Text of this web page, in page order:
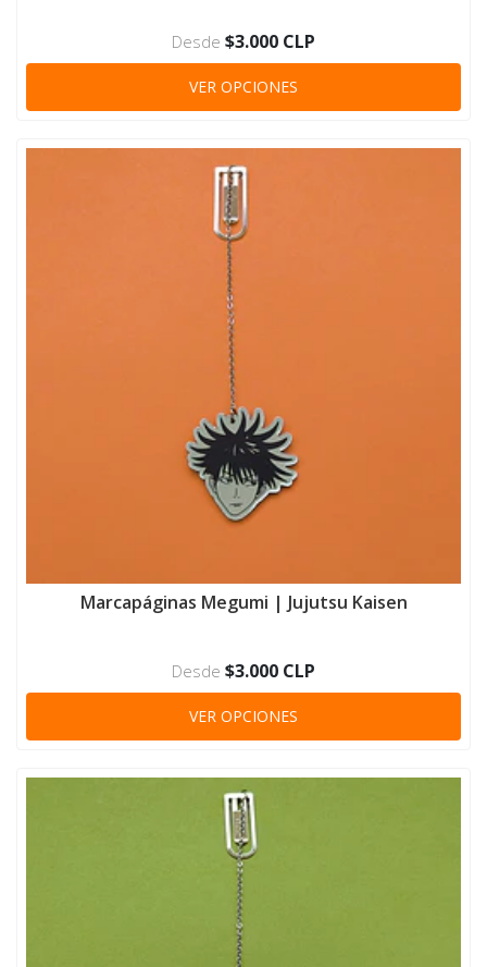
Desde $3.000 CLP
VER OPCIONES
Marcapáginas Megumi | Jujutsu Kaisen
Desde $3.000 CLP
VER OPCIONES